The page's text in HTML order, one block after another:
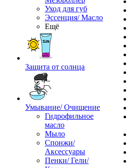
Уход для губ
Эссенция/ Масло
Ещё
Защита от солнца
Умывание/ Очищение
Гидрофильное
масло
Мыло
Спонжи/
Аксессуары
Пенки/ Гели/